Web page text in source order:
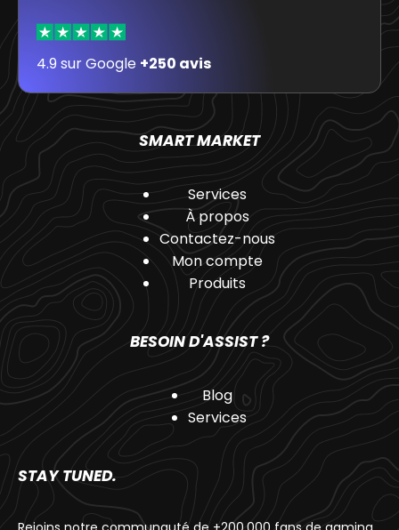
4.9 sur Google +250 avis
SMART MARKET
Services
À propos
Contactez-nous
Mon compte
Produits
BESOIN D'ASSIST ?
Blog
Services
STAY TUNED.